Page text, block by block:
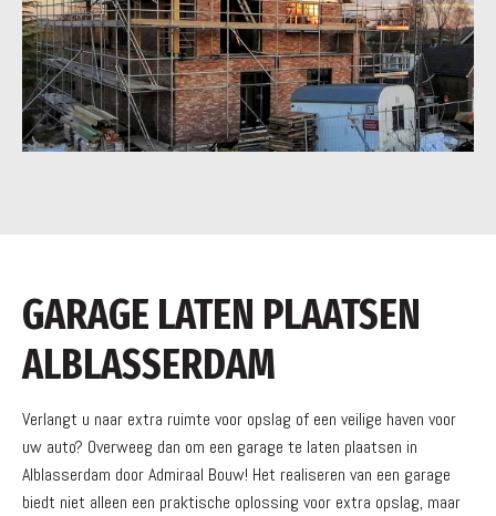
GARAGE LATEN PLAATSEN
ALBLASSERDAM
Verlangt u naar extra ruimte voor opslag of een veilige haven voor
uw auto? Overweeg dan om een garage te laten plaatsen in
Alblasserdam door Admiraal Bouw! Het realiseren van een garage
biedt niet alleen een praktische oplossing voor extra opslag, maar